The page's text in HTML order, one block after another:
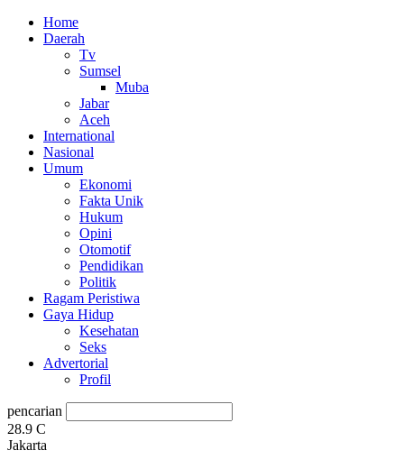
Home
Daerah
Tv
Sumsel
Muba
Jabar
Aceh
International
Nasional
Umum
Ekonomi
Fakta Unik
Hukum
Opini
Otomotif
Pendidikan
Politik
Ragam Peristiwa
Gaya Hidup
Kesehatan
Seks
Advertorial
Profil
pencarian
28.9 C
Jakarta